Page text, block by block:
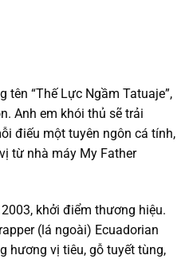
tên “Thế Lực Ngầm Tatuaje”,
Anh em khói thủ sẽ trải
điếu một tuyên ngôn cá tính,
từ nhà máy My Father
khởi điểm thương hiệu.
(lá ngoài) Ecuadorian
hương vị tiêu, gỗ tuyết tùng,